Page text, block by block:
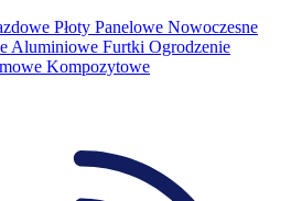
Płoty Panelowe Nowoczesne
Aluminiowe Furtki Ogrodzenie
Kompozytowe